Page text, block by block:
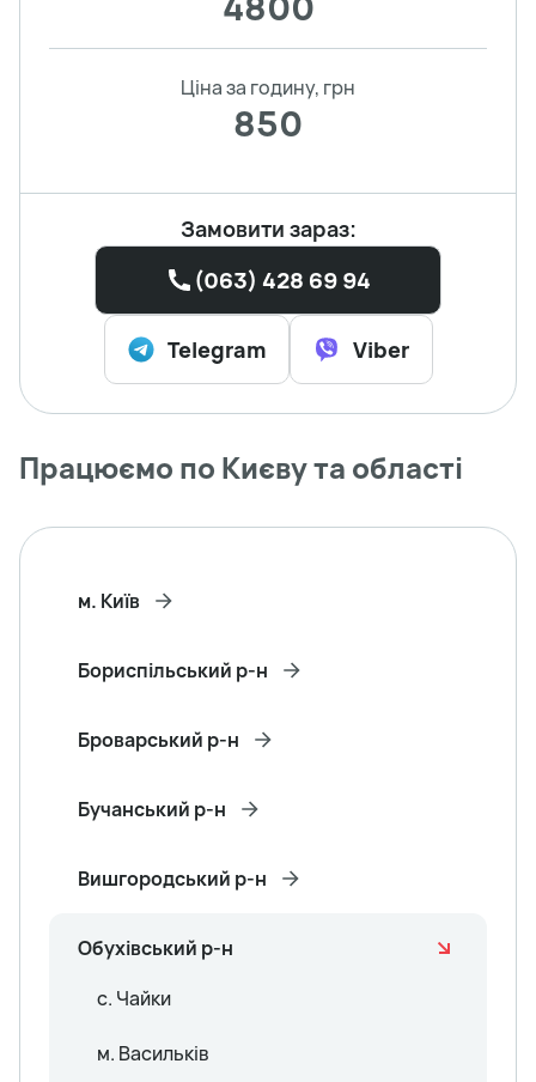
Ціна за годину, грн
850
Замовити зараз:
(063) 428 69 94
Telegram Viber
Працюємо по Києву та області
м. Київ
Бориспільський р-н
Броварський р-н
Бучанський р-н
Вишгородський р-н
Обухівський р-н
с. Чайки
м. Васильків